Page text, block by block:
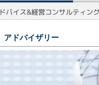
アドバイザリー